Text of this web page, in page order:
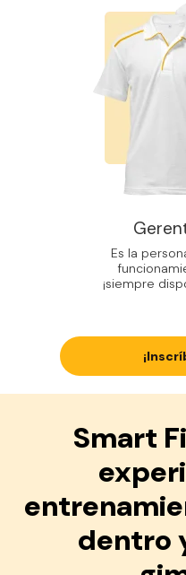
Es la
¡siempre
Smart
dentro